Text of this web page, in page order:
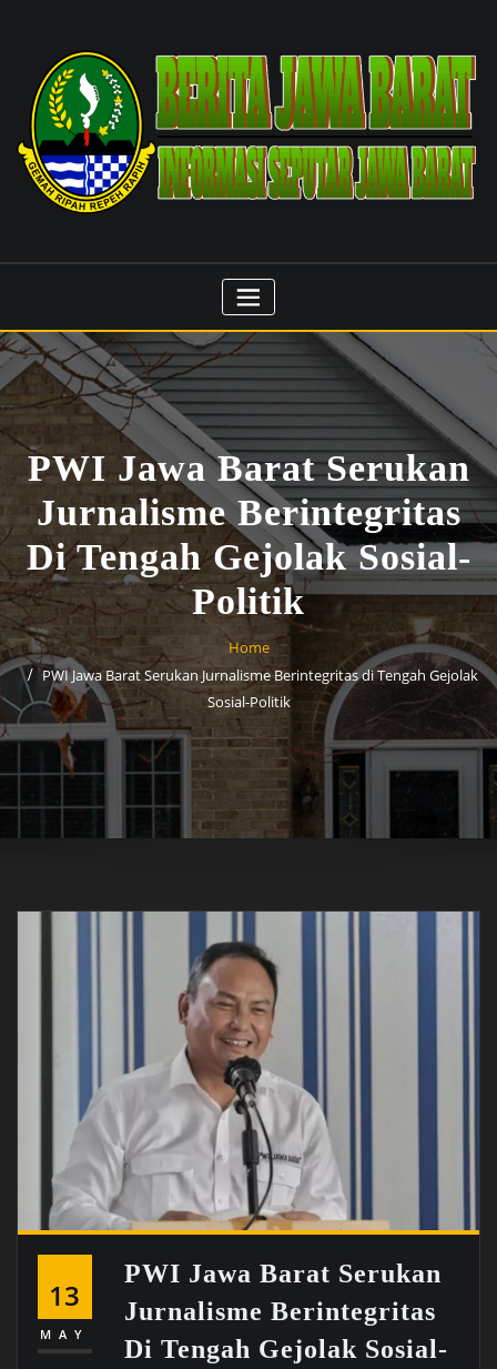
PWI Jawa Barat Serukan
Jurnalisme Berintegritas
Di Tengah Gejolak Sosial-
Politik
Home
PWI Jawa Barat Serukan Jurnalisme Berintegritas di Tengah Gejolak
Sosial-Politik
13
MAY
PWI Jawa Barat Serukan
Jurnalisme Berintegritas
Di Tengah Gejolak Sosial-